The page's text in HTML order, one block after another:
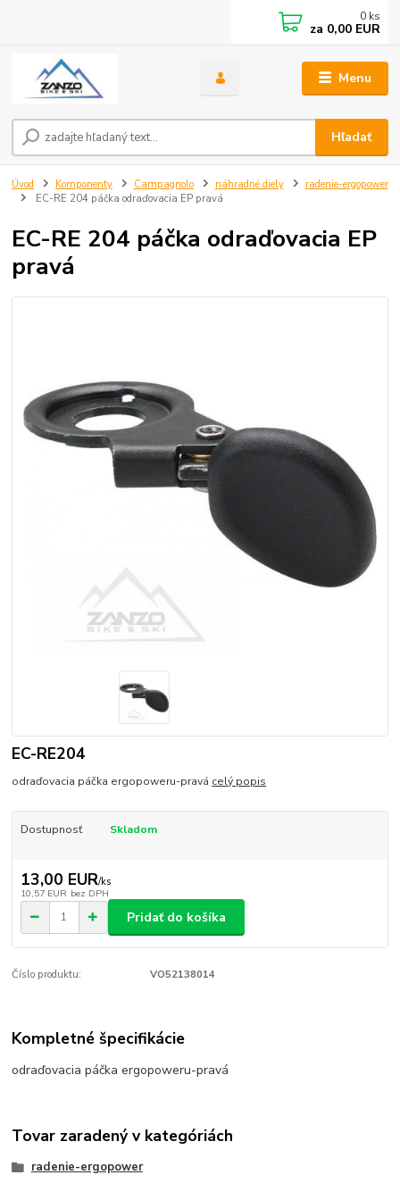
Menu
Hľadať
0 ks
za 0,00 EUR
Úvod Komponenty Campagnolo náhradné diely
radenie-ergopower
EC-RE 204 páčka odraďovacia EP pravá
EC-RE 204 páčka odraďovacia EP
pravá
EC-RE204
odraďovacia páčka ergopoweru-pravá celý popis
Dostupnosť Skladom
13,00 EUR/ks
10,57 EUR bez DPH
Pridať do košíka
Číslo produktu: VO52138014
Kompletné špecifikácie
odraďovacia páčka ergopoweru-pravá
Tovar zaradený v kategóriách
radenie-ergopower